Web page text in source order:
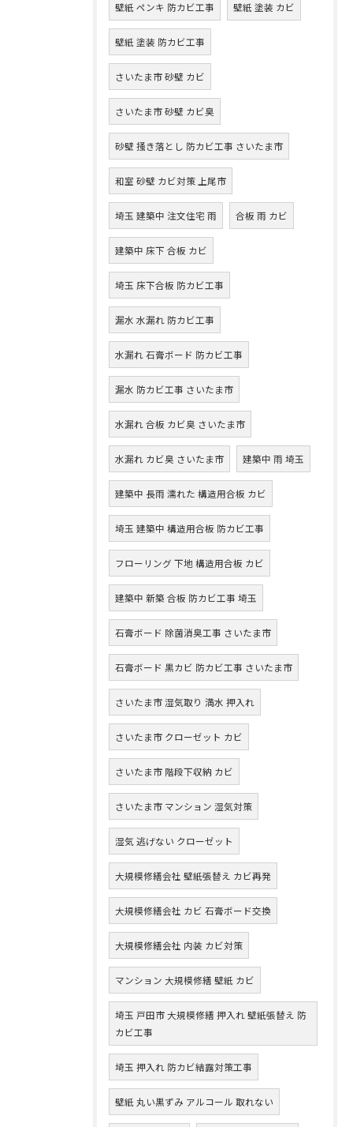
壁紙 ペンキ 防カビ工事 壁紙 塗装 カビ
壁紙 塗装 防カビ工事
さいたま市 砂壁 カビ
さいたま市 砂壁 カビ臭
砂壁 掻き落とし 防カビ工事 さいたま市
和室 砂壁 カビ対策 上尾市
埼玉 建築中 注文住宅 雨 合板 雨 カビ
建築中 床下 合板 カビ
埼玉 床下合板 防カビ工事
漏水 水漏れ 防カビ工事
水漏れ 石膏ボード 防カビ工事
漏水 防カビ工事 さいたま市
水漏れ 合板 カビ臭 さいたま市
水漏れ カビ臭 さいたま市 建築中 雨 埼玉
建築中 長雨 濡れた 構造用合板 カビ
埼玉 建築中 構造用合板 防カビ工事
フローリング 下地 構造用合板 カビ
建築中 新築 合板 防カビ工事 埼玉
石膏ボード 除菌消臭工事 さいたま市
石膏ボード 黒カビ 防カビ工事 さいたま市
さいたま市 湿気取り 満水 押入れ
さいたま市 クローゼット カビ
さいたま市 階段下収納 カビ
さいたま市 マンション 湿気対策
湿気 逃げない クローゼット
大規模修繕会社 壁紙張替え カビ再発
大規模修繕会社 カビ 石膏ボード交換
大規模修繕会社 内装 カビ対策
マンション 大規模修繕 壁紙 カビ
埼玉 戸田市 大規模修繕 押入れ 壁紙張替え 防
カビ工事
埼玉 押入れ 防カビ結露対策工事
壁紙 丸い黒ずみ アルコール 取れない